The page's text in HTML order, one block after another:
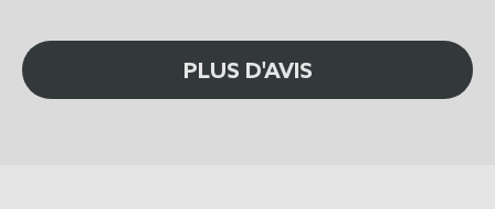
PLUS D'AVIS